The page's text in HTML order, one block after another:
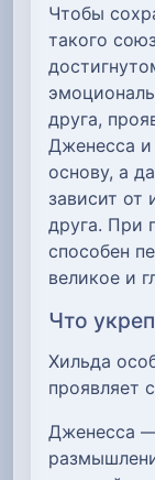
Чтобы
такого
друга,
Дженесса
основу, а
зависит от
друга. При
способен
великое и
Что
Хильда
проявляет
Дженесса —